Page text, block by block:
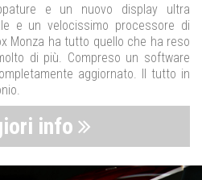
e un nuovo display ultra
e un velocissimo processore di
Monza ha tutto quello che ha reso
di più. Compreso un software
aggiornato. Il tutto in
info